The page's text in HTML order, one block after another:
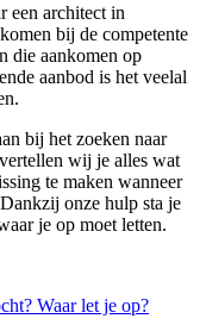
een architect in
bij de competente
die aankomen op
aanbod is het veelal
bij het zoeken naar
wij je alles wat
te maken wanneer
onze hulp sta je
je op moet letten.
Waar let je op?